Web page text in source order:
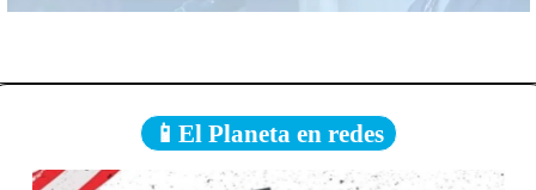
📱El Planeta en redes